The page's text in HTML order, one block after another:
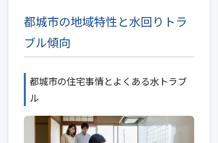
都城市の地域特性と水回りトラ
ブル傾向
都城市の住宅事情とよくある水トラブ
ル